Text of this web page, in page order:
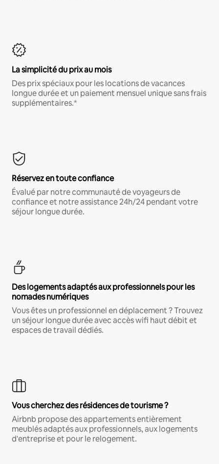
La simplicité du prix au mois
Des prix spéciaux pour les locations de vacances
longue durée et un paiement mensuel unique sans frais
supplémentaires.*
Réservez en toute confiance
Évalué par notre communauté de voyageurs de
confiance et notre assistance 24h/24 pendant votre
séjour longue durée.
Des logements adaptés aux professionnels pour les
nomades numériques
Vous êtes un professionnel en déplacement ? Trouvez
un séjour longue durée avec accès wifi haut débit et
espaces de travail dédiés.
Vous cherchez des résidences de tourisme ?
Airbnb propose des appartements entièrement
meublés adaptés aux professionnels, aux logements
d'entreprise et pour le relogement.